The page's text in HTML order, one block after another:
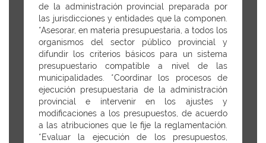
de la administración provincial preparada por
las jurisdicciones y entidades que la componen.
*Asesorar, en materia presupuestaria, a todos los
organismos del sector público provincial y
difundir los criterios básicos para un sistema
presupuestario compatible a nivel de las
municipalidades. *Coordinar los procesos de
ejecución presupuestaria de la administración
provincial e intervenir en los ajustes y
modificaciones a los presupuestos, de acuerdo
a las atribuciones que le fije la reglamentación.
*Evaluar la ejecución de los presupuestos,